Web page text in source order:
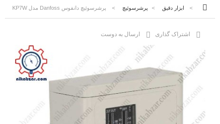
> ابزار دقیق > پرشرسوئیچ > پرشرسوئیچ دانفوس Danfoss مدل KP7W
اشتراک گذاری ارسال به دوست